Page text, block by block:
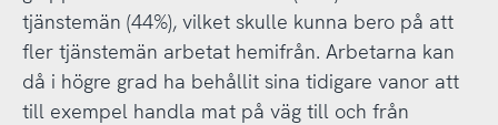
tjänstemän (44%), vilket skulle kunna bero på att
fler tjänstemän arbetat hemifrån. Arbetarna kan
då i högre grad ha behållit sina tidigare vanor att
till exempel handla mat på väg till och från